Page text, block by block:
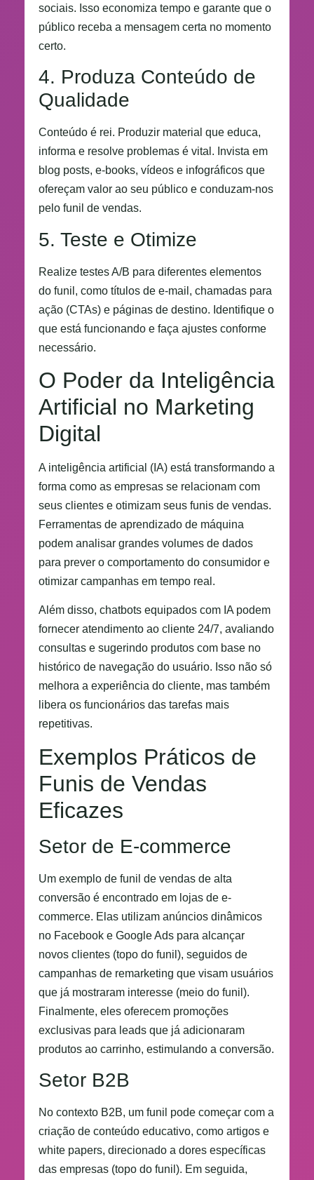
sociais. Isso economiza tempo e garante que o
público receba a mensagem certa no momento
certo.
4. Produza Conteúdo de
Qualidade
Conteúdo é rei. Produzir material que educa,
informa e resolve problemas é vital. Invista em
blog posts, e-books, vídeos e infográficos que
ofereçam valor ao seu público e conduzam-nos
pelo funil de vendas.
5. Teste e Otimize
Realize testes A/B para diferentes elementos
do funil, como títulos de e-mail, chamadas para
ação (CTAs) e páginas de destino. Identifique o
que está funcionando e faça ajustes conforme
necessário.
O Poder da Inteligência
Artificial no Marketing
Digital
A inteligência artificial (IA) está transformando a
forma como as empresas se relacionam com
seus clientes e otimizam seus funis de vendas.
Ferramentas de aprendizado de máquina
podem analisar grandes volumes de dados
para prever o comportamento do consumidor e
otimizar campanhas em tempo real.
Além disso, chatbots equipados com IA podem
fornecer atendimento ao cliente 24/7, avaliando
consultas e sugerindo produtos com base no
histórico de navegação do usuário. Isso não só
melhora a experiência do cliente, mas também
libera os funcionários das tarefas mais
repetitivas.
Exemplos Práticos de
Funis de Vendas
Eficazes
Setor de E-commerce
Um exemplo de funil de vendas de alta
conversão é encontrado em lojas de e-
commerce. Elas utilizam anúncios dinâmicos
no Facebook e Google Ads para alcançar
novos clientes (topo do funil), seguidos de
campanhas de remarketing que visam usuários
que já mostraram interesse (meio do funil).
Finalmente, eles oferecem promoções
exclusivas para leads que já adicionaram
produtos ao carrinho, estimulando a conversão.
Setor B2B
No contexto B2B, um funil pode começar com a
criação de conteúdo educativo, como artigos e
white papers, direcionado a dores específicas
das empresas (topo do funil). Em seguida,